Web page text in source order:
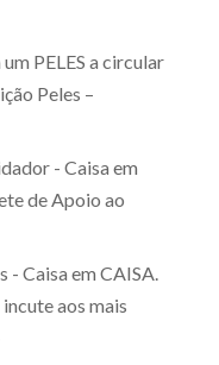
PELES a circular
Peles –
- Caisa em
de Apoio ao
- Caisa em CAISA.
aos mais